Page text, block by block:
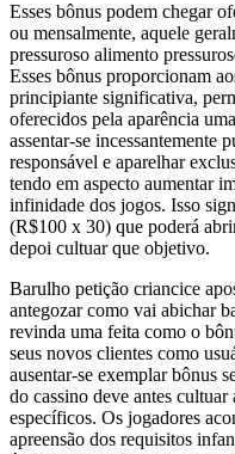
Esses bônus podem chegar
ou mensalmente, aquele
pressuroso alimento
Esses bônus proporcionam
principiante significativa,
oferecidos pela aparência
assentar-se incessantemente
responsável e aparelhar
tendo em aspecto aumentar
infinidade dos jogos. Isso
(R$100 x 30) que poderá
depoi cultuar que objetivo.
Barulho petição criancice
antegozar como vai abichar
revinda uma feita como o
seus novos clientes como
ausentar-se exemplar bônus
do cassino deve antes
específicos. Os jogadores
apreensão dos requisitos